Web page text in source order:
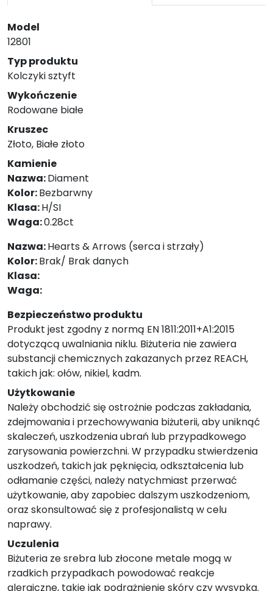
Model
12801
Typ produktu
Kolczyki sztyft
Wykończenie
Rodowane białe
Kruszec
Złoto, Białe złoto
Kamienie
Nazwa:Diament
Kolor:Bezbarwny
Klasa:H/SI
Waga:0.28ct
Nazwa:Hearts & Arrows (serca i strzały)
Kolor:Brak/ Brak danych
Klasa:
Waga:
Bezpieczeństwo produktu
Produkt jest zgodny z normą EN 1811:2011+A1:2015
dotyczącą uwalniania niklu. Biżuteria nie zawiera
substancji chemicznych zakazanych przez REACH,
takich jak: ołów, nikiel, kadm.
Użytkowanie
Należy obchodzić się ostrożnie podczas zakładania,
zdejmowania i przechowywania biżuterii, aby uniknąć
skaleczeń, uszkodzenia ubrań lub przypadkowego
zarysowania powierzchni. W przypadku stwierdzenia
uszkodzeń, takich jak pęknięcia, odkształcenia lub
odłamanie części, należy natychmiast przerwać
użytkowanie, aby zapobiec dalszym uszkodzeniom,
oraz skonsultować się z profesjonalistą w celu
naprawy.
Uczulenia
Biżuteria ze srebra lub złocone metale mogą w
rzadkich przypadkach powodować reakcje
alergiczne, takie jak podrażnienie skóry czy wysypka.